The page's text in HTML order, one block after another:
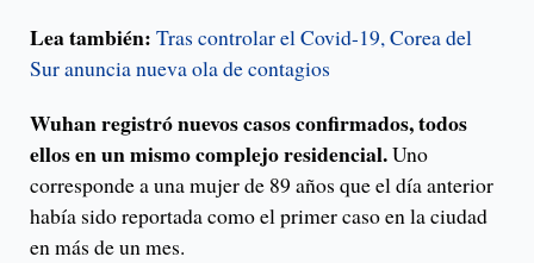
Lea también: Tras controlar el Covid-19, Corea del
Sur anuncia nueva ola de contagios
Wuhan registró nuevos casos confirmados, todos
ellos en un mismo complejo residencial.Uno
corresponde a una mujer de 89 años que el día anterior
había sido reportada como el primer caso en la ciudad
en más de un mes.